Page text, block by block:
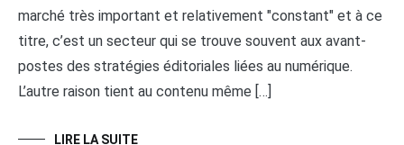
marché très important et relativement "constant" et à ce
titre, c’est un secteur qui se trouve souvent aux avant-
postes des stratégies éditoriales liées au numérique.
L’autre raison tient au contenu même […]
LIRE LA SUITE